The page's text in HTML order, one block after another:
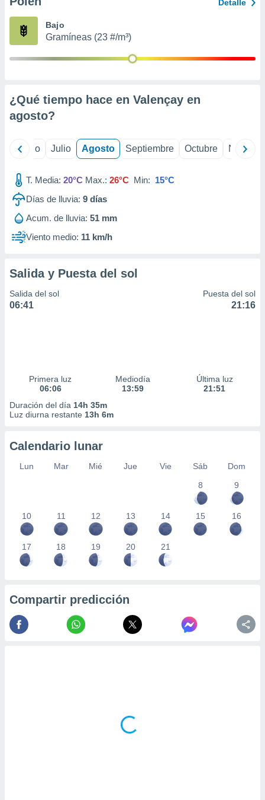
publicidad
1199
Detalle
Bajo
Gramíneas (23 #/m³)
¿Qué tiempo hace en Valençay en
agosto?
Junio Julio Agosto Septiembre Octubre
T. Media: 20°C Max.: 26°C Min: 15°C
Días de lluvia: 9 días
Acum. de lluvia: 51 mm
Viento medio: 11 km/h
Salida y Puesta del sol
Salida del sol
06:41
Puesta del sol
21:16
Primera luz
06:06
Mediodía
13:59
Última luz
21:51
Duración del día 14h 35m
Luz diurna restante 13h 6m
Calendario lunar
Lun Mar Mié Jue Vie Sáb
Dom
8
9
10 11 12 13 14 15 16
17 18 19 20 21
Compartir predicción